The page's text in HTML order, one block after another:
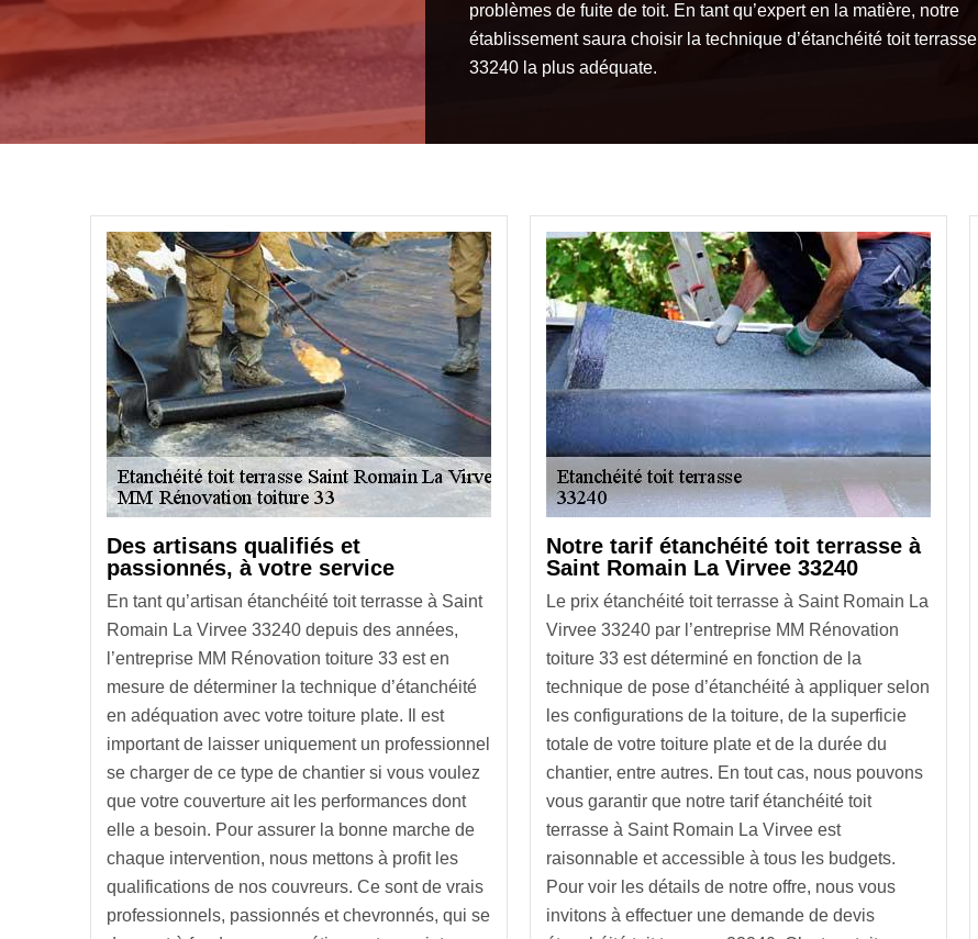
problèmes de fuite de toit. En tant qu’expert en la matière, notre
établissement saura choisir la technique d’étanchéité toit terrasse
33240 la plus adéquate.
Des artisans qualifiés et
passionnés, à votre service
En tant qu’artisan étanchéité toit terrasse à Saint
Romain La Virvee 33240 depuis des années,
l’entreprise MM Rénovation toiture 33 est en
mesure de déterminer la technique d’étanchéité
en adéquation avec votre toiture plate. Il est
important de laisser uniquement un professionnel
se charger de ce type de chantier si vous voulez
que votre couverture ait les performances dont
elle a besoin. Pour assurer la bonne marche de
chaque intervention, nous mettons à profit les
qualifications de nos couvreurs. Ce sont de vrais
professionnels, passionnés et chevronnés, qui se
Notre tarif étanchéité toit terrasse à
Saint Romain La Virvee 33240
Le prix étanchéité toit terrasse à Saint Romain La
Virvee 33240 par l’entreprise MM Rénovation
toiture 33 est déterminé en fonction de la
technique de pose d’étanchéité à appliquer selon
les configurations de la toiture, de la superficie
totale de votre toiture plate et de la durée du
chantier, entre autres. En tout cas, nous pouvons
vous garantir que notre tarif étanchéité toit
terrasse à Saint Romain La Virvee est
raisonnable et accessible à tous les budgets.
Pour voir les détails de notre offre, nous vous
invitons à effectuer une demande de devis